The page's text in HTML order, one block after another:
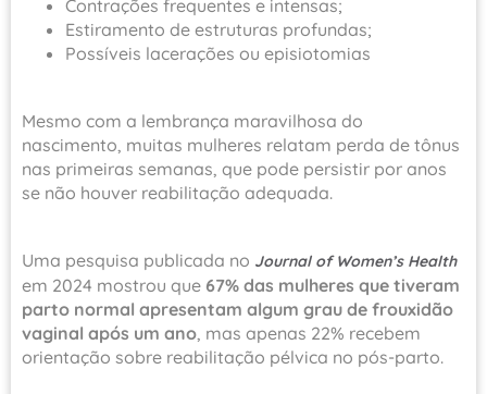
Contrações frequentes e intensas;
Estiramento de estruturas profundas;
Possíveis lacerações ou episiotomias
Mesmo com a lembrança maravilhosa do
nascimento, muitas mulheres relatam perda de tônus
nas primeiras semanas, que pode persistir por anos
se não houver reabilitação adequada.
Uma pesquisa publicada no Journal of Women’s Health
em 2024 mostrou que 67% das mulheres que tiveram
parto normal apresentam algum grau de frouxidão
vaginal após um ano, mas apenas 22% recebem
orientação sobre reabilitação pélvica no pós-parto.